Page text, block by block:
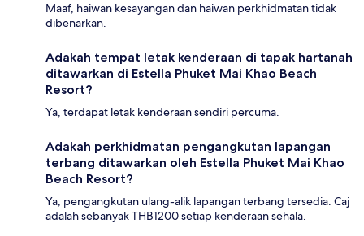
Maaf, haiwan kesayangan dan haiwan perkhidmatan tidak
dibenarkan.
Adakah tempat letak kenderaan di tapak hartanah
ditawarkan di Estella Phuket Mai Khao Beach
Resort?
Ya, terdapat letak kenderaan sendiri percuma.
Adakah perkhidmatan pengangkutan lapangan
terbang ditawarkan oleh Estella Phuket Mai Khao
Beach Resort?
Ya, pengangkutan ulang-alik lapangan terbang tersedia. Caj
adalah sebanyak THB1200 setiap kenderaan sehala.